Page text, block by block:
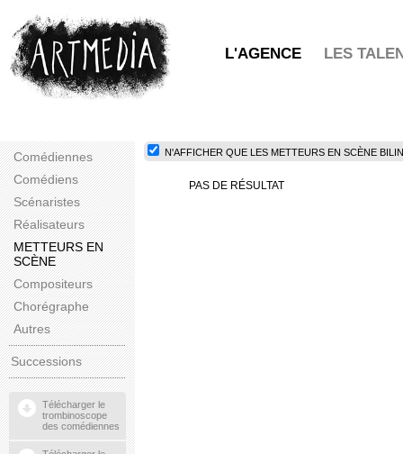
L'AGENCE LES
Comédiennes
Comédiens
Scénaristes
Réalisateurs
METTEURS EN
SCÈNE
Compositeurs
Chorégraphe
Autres
Successions
Télécharger le
trombinoscope
des comédiennes
N'AFFICHER QUE LES METTEURS EN SCÈNE
PAS DE RÉSULTAT